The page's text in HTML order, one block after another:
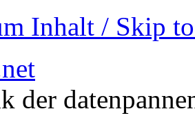
Inhalt / Skip
der